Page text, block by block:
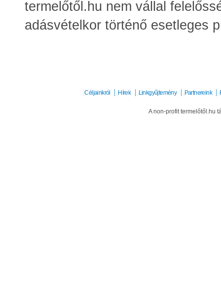
termelőtől.hu nem vállal
adásvételkor történő esetleges
Céljainkról Hírek Linkgyűjtemény Partnereink
A non-profit termelőtől.hu